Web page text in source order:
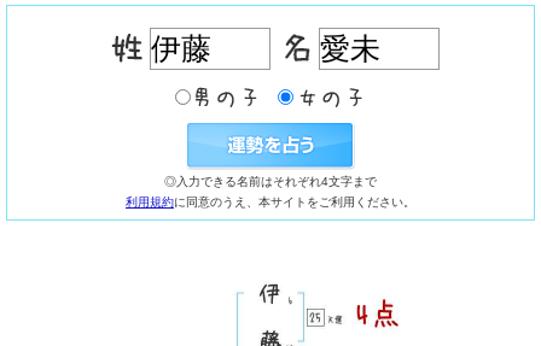
◎入力できる名前はそれぞれ4文字まで
利用規約に同意のうえ、本サイトをご利用ください。